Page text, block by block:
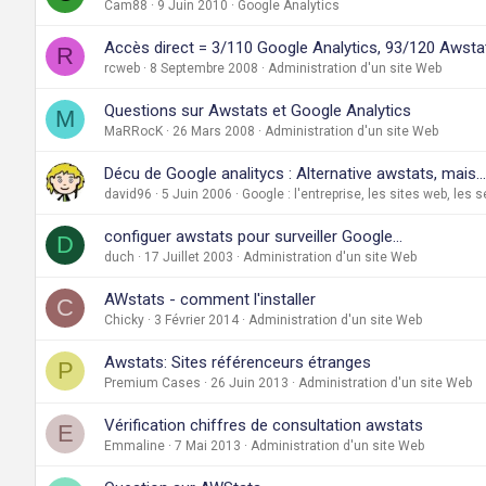
Cam88 9 Juin 2010 Google Analytics
R Accès direct = 3/110 Google Analytics, 93/120
rcweb 8 Septembre 2008 Administration d'un site Web
M Questions sur Awstats et Google Analytics
MaRRocK 26 Mars 2008 Administration d'un site Web
Décu de Google analitycs : Alternative awstats, mais...
david96 5 Juin 2006 Google : l'entreprise, les sites web, les
D configuer awstats pour surveiller Google...
duch 17 Juillet 2003 Administration d'un site Web
C AWstats - comment l'installer
Chicky 3 Février 2014 Administration d'un site Web
P Awstats: Sites référenceurs étranges
Premium Cases 26 Juin 2013 Administration d'un site Web
E Vérification chiffres de consultation awstats
Emmaline 7 Mai 2013 Administration d'un site Web